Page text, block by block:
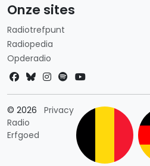
Onze sites
Radiotrefpunt
Radiopedia
Opderadio
© 2026
Radio
Erfgoed
PrivacyLandkeuze